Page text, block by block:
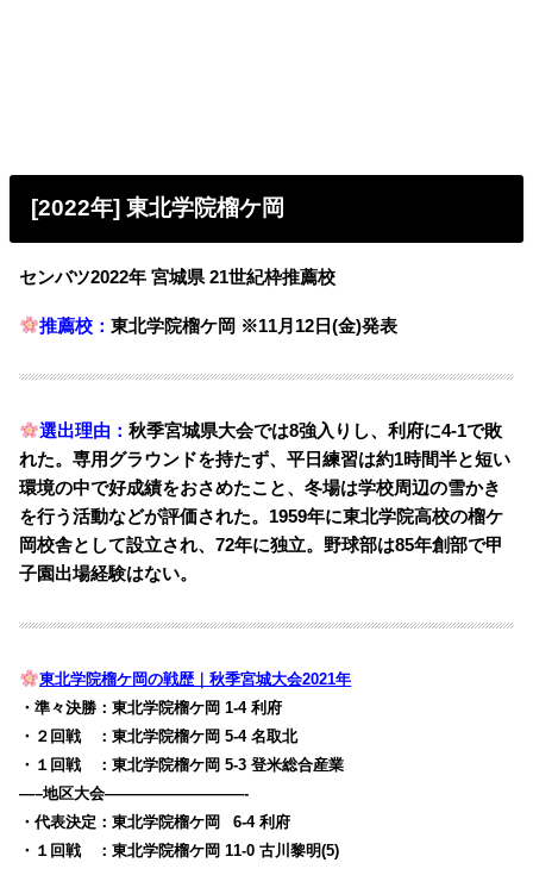
[2022年] 東北学院榴ケ岡
センバツ2022年 宮城県 21世紀枠推薦校
推薦校：東北学院榴ケ岡 ※11月12日(金)発表
選出理由：秋季宮城県大会では8強入りし、利府に4-1で敗
れた。専用グラウンドを持たず、平日練習は約1時間半と短い
環境の中で好成績をおさめたこと、冬場は学校周辺の雪かき
を行う活動などが評価された。 1959年に東北学院高校の榴ケ
岡校舎として設立され、72年に独立。野球部は85年創部で甲
子園出場経験はない。
東北学院榴ケ岡の戦歴｜秋季宮城大会2021年
・準々決勝：東北学院榴ケ岡 1-4 利府
・２回戦 ：東北学院榴ケ岡 5-4 名取北
・１回戦 ：東北学院榴ケ岡 5-3 登米総合産業
—–地区大会—————————-
・代表決定：東北学院榴ケ岡
06-4 利府
・１回戦 ：東北学院榴ケ岡 11-0 古川黎明(5)